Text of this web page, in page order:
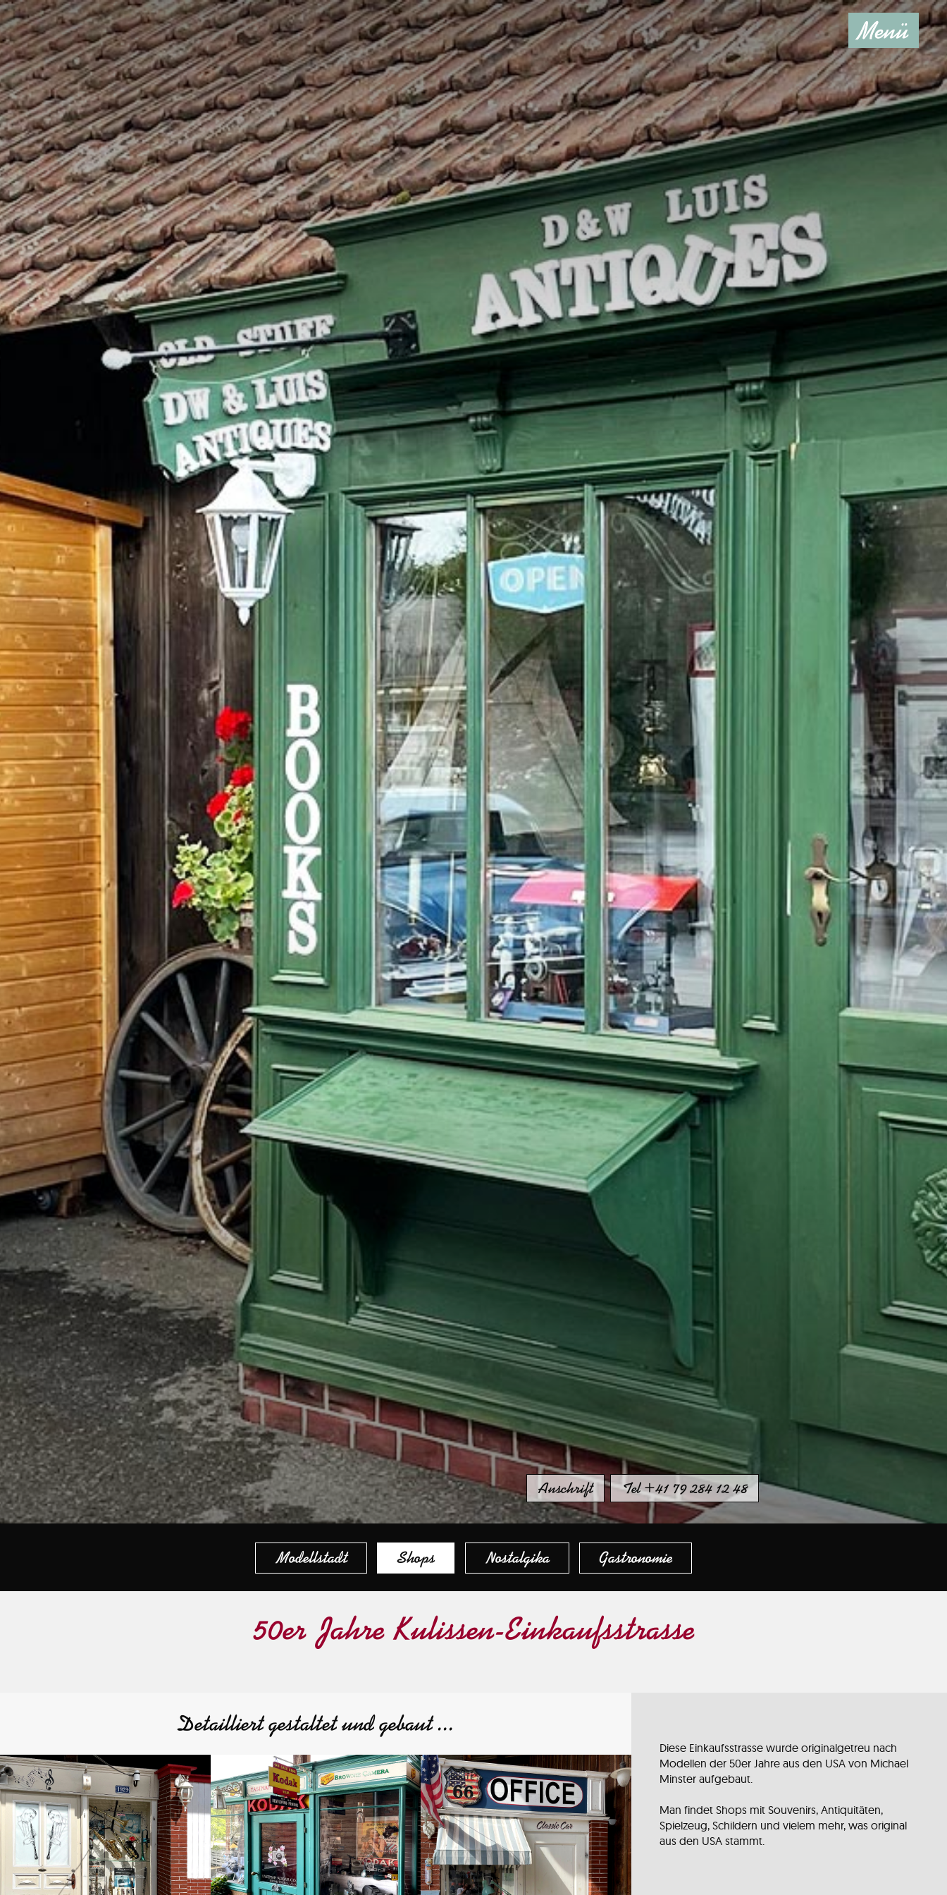
Tel +41 79 284 12 48
Anschrift
Modellstadt Shops Nostalgika Gastronomie
50er Jahre Kulissen-Einkaufsstrasse
Detailliert gestaltet und gebaut ...
Diese Einkaufsstrasse wurde originalgetreu nach
Modellen der 50er Jahre aus den USA von Michael
Minster aufgebaut.
Man findet Shops mit Souvenirs, Antiquitäten,
Spielzeug, Schildern und vielem mehr, was original
aus den USA stammt.